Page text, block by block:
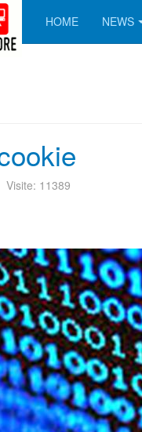
HOME NEWS
Visite: 11389